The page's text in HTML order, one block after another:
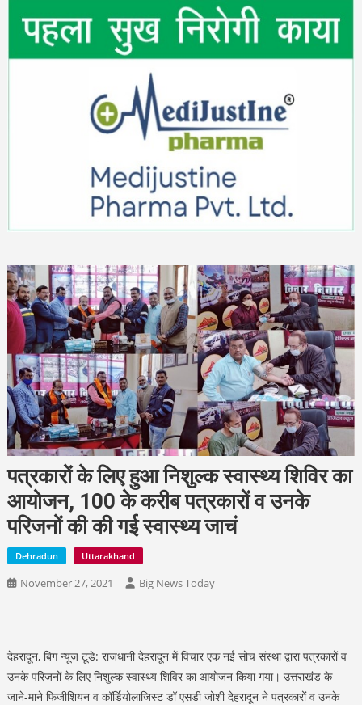
पत्रकारों के लिए हुआ निशुल्क स्वास्थ्य शिविर का
आयोजन, 100 के करीब पत्रकारों व उनके
परिजनों की की गई स्वास्थ्य जाचं
Dehradun Uttarakhand
November 27, 2021 Big News Today
देहरादून, बिग न्यूज़ टूडे: राजधानी देहरादून में विचार एक नई सोच संस्था द्वारा पत्रकारों व
उनके परिजनों के लिए निशुल्क स्वास्थ्य शिविर का आयोजन किया गया। उत्तराखंड के
जाने-माने फिजीशियन व कॉर्डियोलाजिस्ट डॉ एसडी जोशी देहरादून ने पत्रकारों व उनके